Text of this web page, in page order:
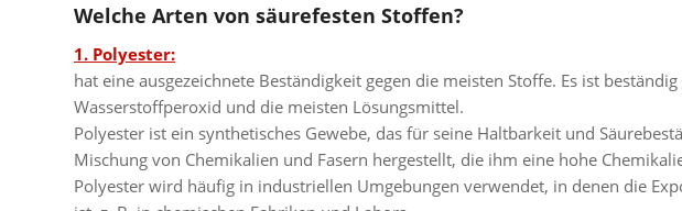
Welche Arten von säurefesten Stoffen?
1. Polyester:
hat eine ausgezeichnete Beständigkeit gegen die meisten Stoffe. Es ist
Wasserstoffperoxid und die meisten Lösungsmittel.
Polyester ist ein synthetisches Gewebe, das für seine Haltbarkeit und
Mischung von Chemikalien und Fasern hergestellt, die ihm eine hohe
Polyester wird häufig in industriellen Umgebungen verwendet, in denen die